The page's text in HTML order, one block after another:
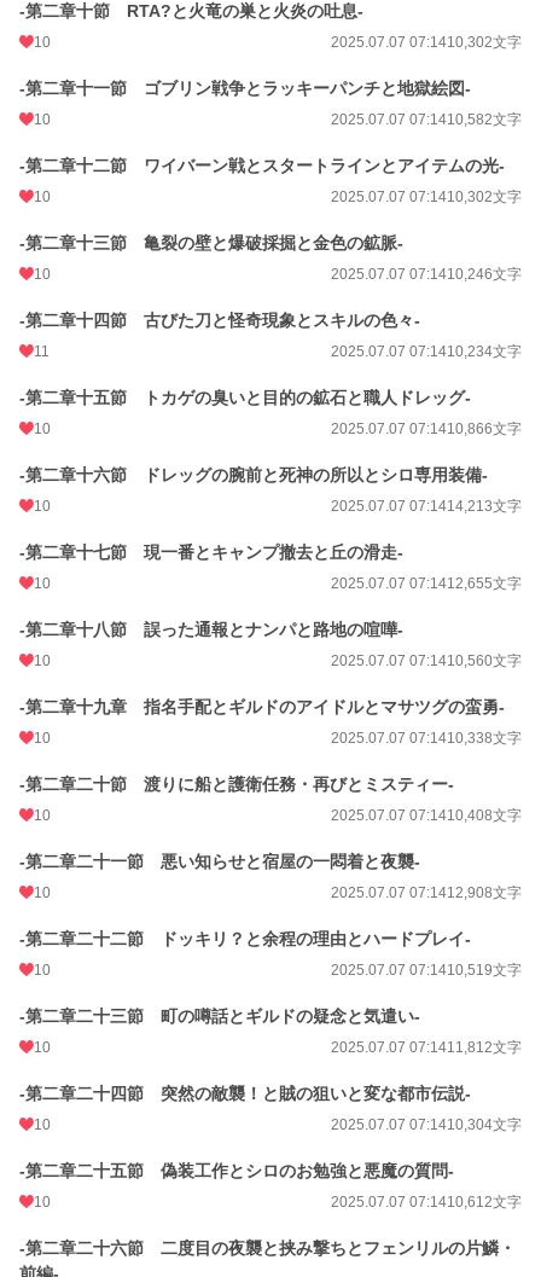
-第二章十節 RTA?と火竜の巣と火炎の吐息-
10 2025.07.07 07:1410,302文字
-第二章十一節 ゴブリン戦争とラッキーパンチと地獄絵図-
10 2025.07.07 07:1410,582文字
-第二章十二節 ワイバーン戦とスタートラインとアイテムの光-
10 2025.07.07 07:1410,302文字
-第二章十三節 亀裂の壁と爆破採掘と金色の鉱脈-
10 2025.07.07 07:1410,246文字
-第二章十四節 古びた刀と怪奇現象とスキルの色々-
11 2025.07.07 07:1410,234文字
-第二章十五節 トカゲの臭いと目的の鉱石と職人ドレッグ-
10 2025.07.07 07:1410,866文字
-第二章十六節 ドレッグの腕前と死神の所以とシロ専用装備-
10 2025.07.07 07:1414,213文字
-第二章十七節 現一番とキャンプ撤去と丘の滑走-
10 2025.07.07 07:1412,655文字
-第二章十八節 誤った通報とナンパと路地の喧嘩-
10 2025.07.07 07:1410,560文字
-第二章十九章 指名手配とギルドのアイドルとマサツグの蛮勇-
10 2025.07.07 07:1410,338文字
-第二章二十節 渡りに船と護衛任務・再びとミスティー-
10 2025.07.07 07:1410,408文字
-第二章二十一節 悪い知らせと宿屋の一悶着と夜襲-
10 2025.07.07 07:1412,908文字
-第二章二十二節 ドッキリ？と余程の理由とハードプレイ-
10 2025.07.07 07:1410,519文字
-第二章二十三節 町の噂話とギルドの疑念と気遣い-
10 2025.07.07 07:1411,812文字
-第二章二十四節 突然の敵襲！と賊の狙いと変な都市伝説-
10 2025.07.07 07:1410,304文字
-第二章二十五節 偽装工作とシロのお勉強と悪魔の質問-
10 2025.07.07 07:1410,612文字
-第二章二十六節 二度目の夜襲と挟み撃ちとフェンリルの片鱗・